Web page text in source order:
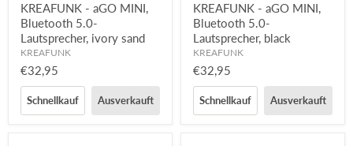
KREAFUNK - aGO MINI,
Bluetooth 5.0-
Lautsprecher, ivory sand
KREAFUNK
€32,95
Schnellkauf Ausverkauft
KREAFUNK - aGO MINI,
Bluetooth 5.0-
Lautsprecher, black
KREAFUNK
€32,95
Schnellkauf Ausverkauft